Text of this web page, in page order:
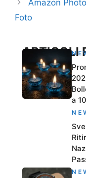
Amazon
Foto
ARTICOLI
a